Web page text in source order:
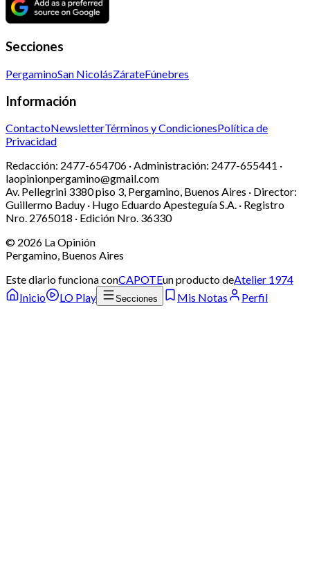
Secciones
PergaminoSan NicolásZárateFúnebres
Información
ContactoNewsletterTérminos y CondicionesPolítica de
Privacidad
Redacción: 2477-654706 ·Administración: 2477-655441 ·
laopinionpergamino@gmail.com
Av. Pellegrini 3380 piso 3, Pergamino, Buenos Aires · Director:
Guillermo Baduy · Hugo Eduardo Apesteguía S.A. · Registro
Nro. 2765018 · Edición Nro. 36330
© 2026 La Opinión
Pergamino, Buenos Aires
Este diario funciona conCAPOTEun producto deAtelier 1974
Inicio
LO Play Secciones Mis Notas Perfil